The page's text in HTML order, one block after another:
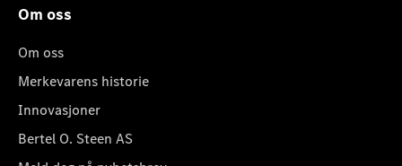
Om oss
Om oss
Merkevarens historie
Innovasjoner
Bertel O. Steen AS